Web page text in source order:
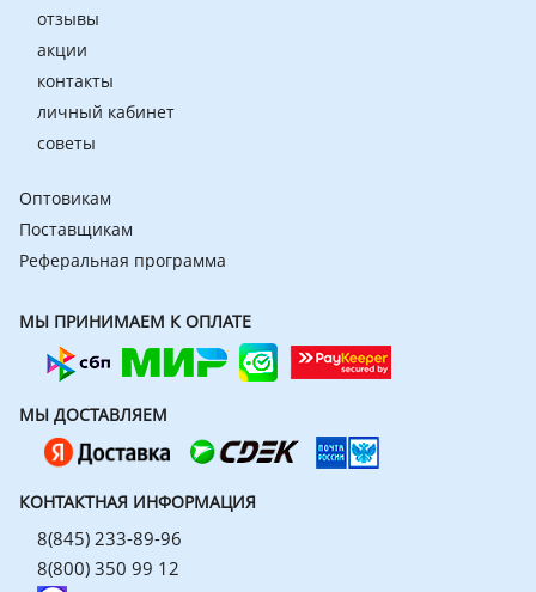
отзывы
акции
контакты
личный кабинет
советы
Оптовикам
Поставщикам
Реферальная программа
МЫ ПРИНИМАЕМ К ОПЛАТЕ
МЫ ДОСТАВЛЯЕМ
КОНТАКТНАЯ ИНФОРМАЦИЯ
8(845) 233-89-96
8(800) 350 99 12